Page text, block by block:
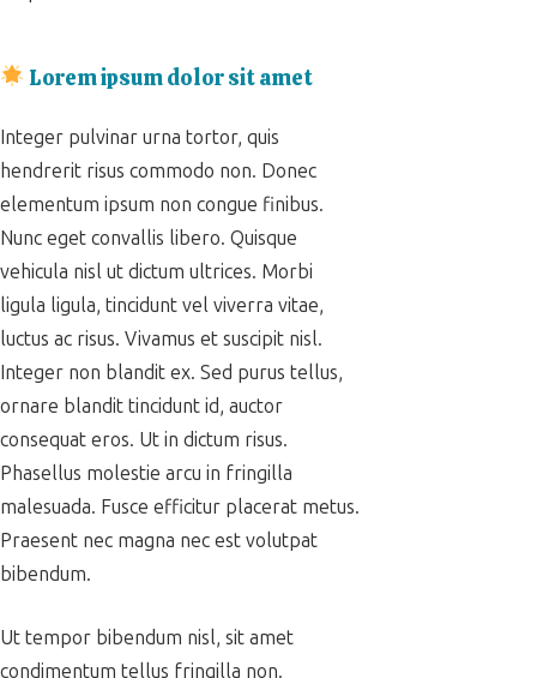
Lorem ipsum dolor sit amet
Integer pulvinar urna tortor, quis
hendrerit risus commodo non. Donec
elementum ipsum non congue finibus.
Nunc eget convallis libero. Quisque
vehicula nisl ut dictum ultrices. Morbi
ligula ligula, tincidunt vel viverra vitae,
luctus ac risus. Vivamus et suscipit nisl.
Integer non blandit ex. Sed purus tellus,
ornare blandit tincidunt id, auctor
consequat eros. Ut in dictum risus.
Phasellus molestie arcu in fringilla
malesuada. Fusce efficitur placerat metus.
Praesent nec magna nec est volutpat
bibendum.
Ut tempor bibendum nisl, sit amet
condimentum tellus fringilla non.